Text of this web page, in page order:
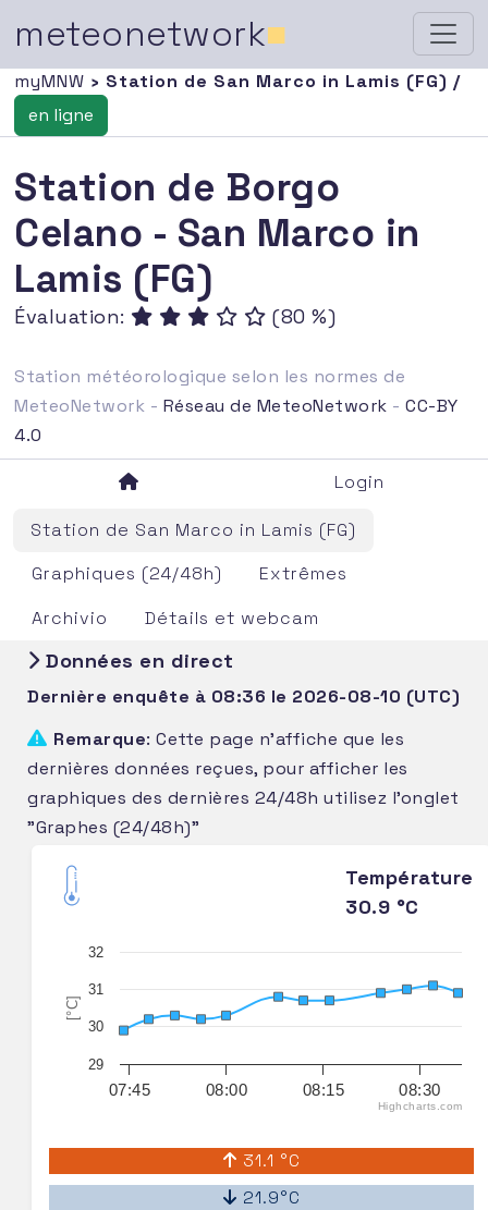
meteonetwork■
myMNW › Station de San Marco in Lamis (FG) /
en ligne
Station de Borgo
Celano - San Marco in
Lamis (FG)
Évaluation: (80 %)
Station météorologique selon les normes de
MeteoNetwork - Réseau de MeteoNetwork -CC-BY
4.0
Login
Station de San Marco in Lamis (FG)
Graphiques (24/48h)
Extrêmes
Archivio
Détails et webcam
Données en direct
Dernière enquête à 08:36 le 2026-08-10 (UTC)
Remarque: Cette page n'affiche que les
dernières données reçues, pour afficher les
graphiques des dernières 24/48h utilisez l'onglet
"Graphes (24/48h)"
Température
30.9 °C
[°C]
07:45 08:00 08:15 08:30
29
30
31
32
Highcharts.com
31.1 °C
21.9°C